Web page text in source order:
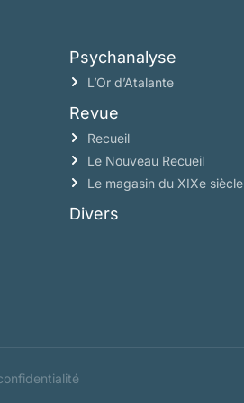
Psychanalyse
L’Or d’Atalante
Revue
Recueil
Le Nouveau Recueil
Le magasin du XIXe siècle
Divers